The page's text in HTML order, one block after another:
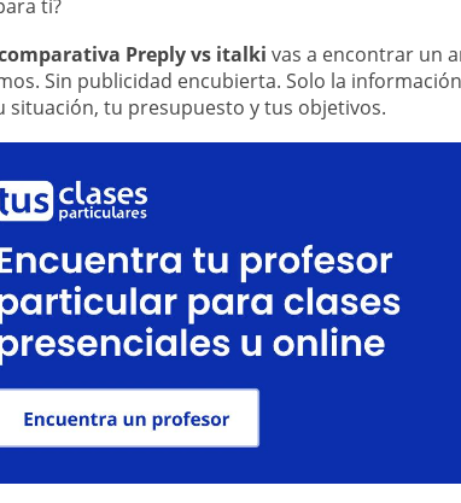
ti?
Preply vs italki vas a encontrar un
Sin publicidad encubierta. Solo la
situación, tu presupuesto y tus objetivos.